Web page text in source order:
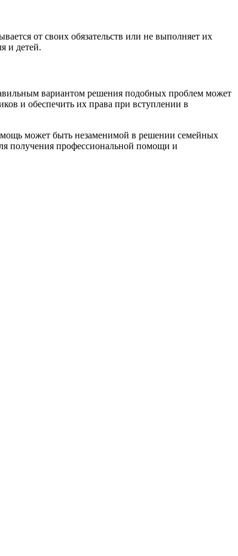
от своих обязательств или не выполняет их
и детей.
вариантом решения подобных проблем может
и обеспечить их права при вступлении в
может быть незаменимой в решении семейных
получения профессиональной помощи и